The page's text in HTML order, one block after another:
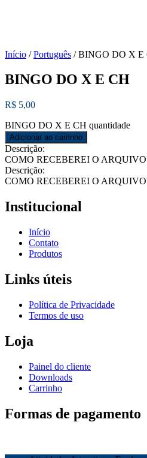
Início /Português / BINGO DO X E
BINGO DO X E CH
R$ 5,00
BINGO DO X E CH quantidade
Adicionar ao carrinho
Descrição:
COMO RECEBEREI O
Descrição:
COMO RECEBEREI O
Institucional
Início
Contato
Produtos
Links úteis
Política de Privacidade
Termos de uso
Loja
Painel do cliente
Downloads
Carrinho
Formas de pagamento